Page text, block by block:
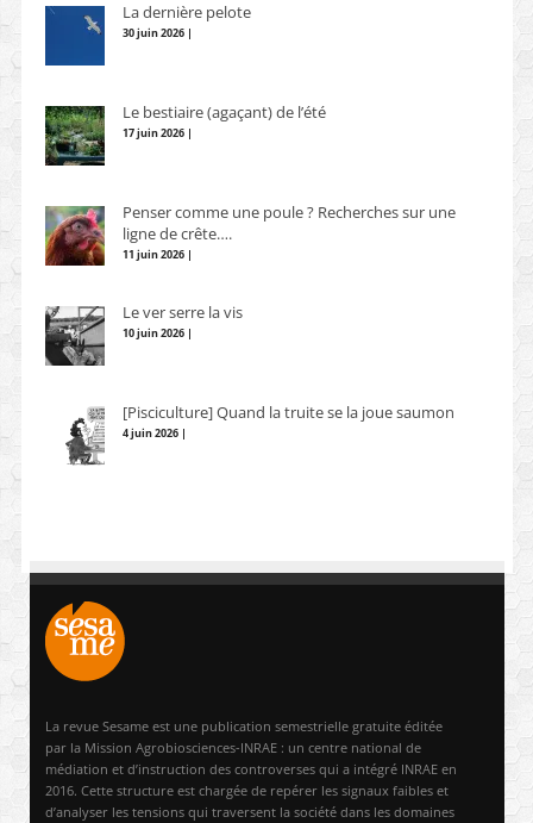
La dernière pelote
30 juin 2026 |
Le bestiaire (agaçant) de l’été
17 juin 2026 |
Penser comme une poule ? Recherches sur une
ligne de crête….
11 juin 2026 |
Le ver serre la vis
10 juin 2026 |
[Pisciculture] Quand la truite se la joue saumon
4 juin 2026 |
La revue Sesame est une publication semestrielle gratuite éditée
par la Mission Agrobiosciences-INRAE : un centre national de
médiation et d’instruction des controverses qui a intégré INRAE en
2016. Cette structure est chargée de repérer les signaux faibles et
d’analyser les tensions qui traversent la société dans les domaines